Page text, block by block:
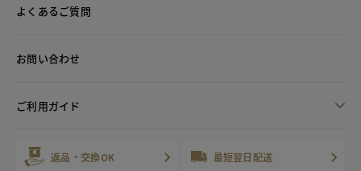
よくあるご質問
お問い合わせ
ご利用ガイド
返品・交換OK 最短翌日配送